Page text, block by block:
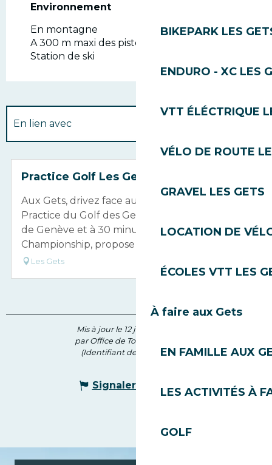
BIKEPARK LES
ENDURO - XC LES
VTT ÉLÉCTRIQUE
VÉLO DE ROUTE
GRAVEL LES GETS
LOCATION DE
ÉCOLES VTT LES
À faire aux Gets
EN FAMILLE AUX
LES ACTIVITÉS À
GOLF
Environnement
Environnement
En montagne
A 300 m maxi des pistes
Station de ski
En lien avec
Sur place
Practice Golf Les Gets
Aux Gets, drivez face au Mont Blanc ! Le
Practice du Golf des Gets, situé à 55 minutes
de Genève et à 30 minutes de l'Evian
Championship, propose des panoramas...
Les Gets
Mis à jour le 12 juin 2026 à 16:37
par Office de Tourisme des Gets
(Identifiant de l'offre :210129)
Signaler une erreur